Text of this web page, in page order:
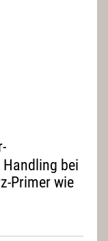
bei
Primer wie